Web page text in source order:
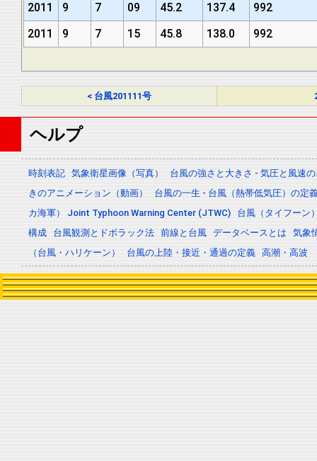
2011
9 7 09 45.2 137.4
992
2011
9 7 15 45.8 138.0 992
< 台風201111号
ヘルプ
時刻表記 気象衛星画像（写真）
台風の強さと大きさ - 気圧と風速
きのアニメーション（動画）
台風の一生 - 台風（熱帯低気圧）の定
カ海軍） Joint Typhoon Warning Center (JTWC)
台風（タイフーン
構成
台風観測とドボラック法 前線と台風 データベースとは
気象
（台風・ハリケーン）
台風の上陸・接近・通過の定義 高潮・高波